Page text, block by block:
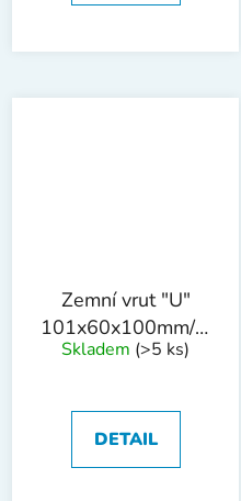
Zemní vrut "U"
101x60x100mm/60cm
tl.4mm ZN
Skladem (>5 ks)
DETAIL